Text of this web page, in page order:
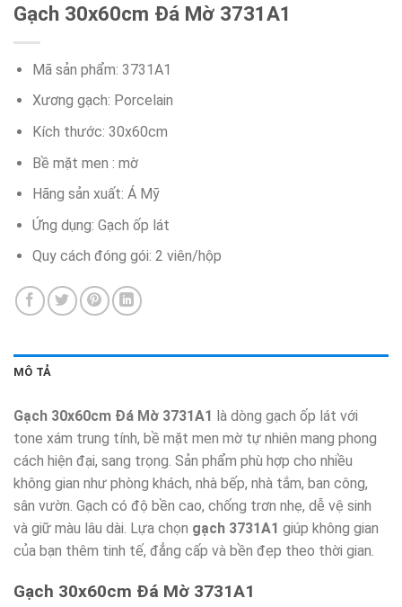
Gạch 30x60cm Đá Mờ 3731A1
Mã sản phẩm: 3731A1
Xương gạch: Porcelain
Kích thước: 30x60cm
Bề mặt men : mờ
Hãng sản xuất: Á Mỹ
Ứng dụng: Gạch ốp lát
Quy cách đóng gói: 2 viên/hộp
MÔ TẢ
Gạch 30x60cm Đá Mờ 3731A1 là dòng gạch ốp lát với
tone xám trung tính, bề mặt men mờ tự nhiên mang phong
cách hiện đại, sang trọng. Sản phẩm phù hợp cho nhiều
không gian như phòng khách, nhà bếp, nhà tắm, ban công,
sân vườn. Gạch có độ bền cao, chống trơn nhẹ, dễ vệ sinh
và giữ màu lâu dài. Lựa chọn gạch 3731A1 giúp không gian
của bạn thêm tinh tế, đẳng cấp và bền đẹp theo thời gian.
Gạch 30x60cm Đá Mờ 3731A1